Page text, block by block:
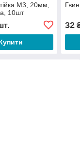
М3, 20мм,
10шт
32